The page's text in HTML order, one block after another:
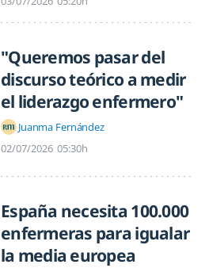
"Queremos pasar del
discurso teórico a medir
el liderazgo enfermero"
Juanma Fernández
02/07/2026 05:30h
España necesita 100.000
enfermeras para igualar
la media europea